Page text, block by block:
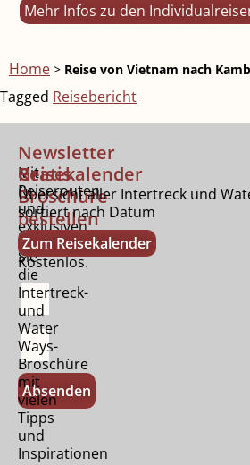
Mehr Infos zu den
Home > Reise von Vietnam nach
Tagged Reisebericht
Newsletter
Mit
Reiserouten
und
exklusiven
Tipps.
Kostenlos.
Absenden
Gratis
Broschüre
bestellen
Bestellen
Sie
die
Intertreck-
und
Water
Ways-
Broschüre
mit
vielen
Tipps
und
Inspirationen
Reisekalender
Übersicht aller Intertreck und
sortiert nach Datum
Zum Reisekalender